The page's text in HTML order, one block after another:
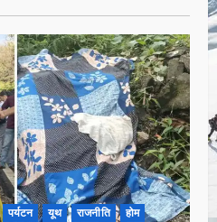
पर्यटन यूथ राजनीति होम